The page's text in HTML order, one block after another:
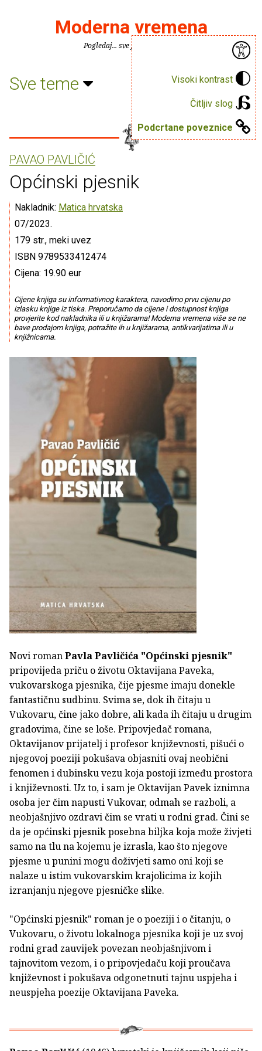
Visoki kontrast
Čitljiv slog
Podcrtane poveznice
Moderna vremena
Pogledaj... sve je puno knjiga.
Sve teme
PAVAO PAVLIČIĆ
Općinski pjesnik
Nakladnik: Matica hrvatska
07/2023.
179 str., meki uvez
ISBN 9789533412474
Cijena: 19.90 eur
Cijene knjiga su informativnog karaktera, navodimo prvu cijenu po
izlasku knjige iz tiska. Preporučamo da cijene i dostupnost knjiga
provjerite kod nakladnika ili u knjižarama! Moderna vremena više se ne
bave prodajom knjiga, potražite ih u knjižarama, antikvarijatima ili u
knjižnicama.
Novi romanPavla Pavličića "Općinski pjesnik"
pripovijeda priču o životu Oktavijana Paveka,
vukovarskoga pjesnika, čije pjesme imaju donekle
fantastičnu sudbinu. Svima se, dok ih čitaju u
Vukovaru, čine jako dobre, ali kada ih čitaju u drugim
gradovima, čine se loše. Pripovjedač romana,
Oktavijanov prijatelj i profesor književnosti, pišući o
njegovoj poeziji pokušava objasniti ovaj neobični
fenomen i dubinsku vezu koja postoji između prostora
i književnosti. Uz to, i sam je Oktavijan Pavek iznimna
osoba jer čim napusti Vukovar, odmah se razboli, a
neobjašnjivo ozdravi čim se vrati u rodni grad. Čini se
da je općinski pjesnik posebna biljka koja može živjeti
samo na tlu na kojemu je izrasla, kao što njegove
pjesme u punini mogu doživjeti samo oni koji se
nalaze u istim vukovarskim krajolicima iz kojih
izranjanju njegove pjesničke slike.
"Općinski pjesnik" roman je o poeziji i o čitanju, o
Vukovaru, o životu lokalnoga pjesnika koji je uz svoj
rodni grad zauvijek povezan neobjašnjivom i
tajnovitom vezom, i o pripovjedaču koji proučava
književnost i pokušava odgonetnuti tajnu uspjeha i
neuspjeha poezije Oktavijana Paveka.